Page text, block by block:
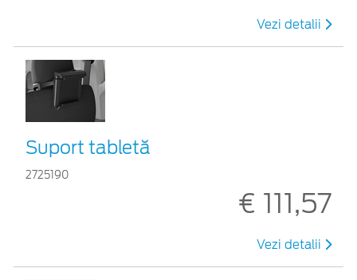
Vezi detalii
Suport tabletă
2725190
€ 111,57
Vezi detalii